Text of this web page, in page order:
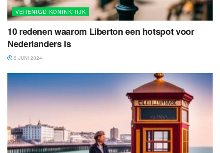
VERENIGD KONINKRIJK
10 redenen waarom Liberton een hotspot voor
Nederlanders is
3 JUNI 2024